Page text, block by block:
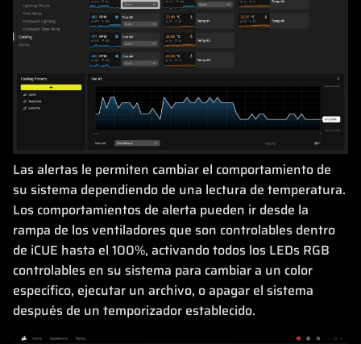
Las alertas le permiten cambiar el comportamiento de
su sistema dependiendo de una lectura de temperatura.
Los comportamientos de alerta pueden ir desde la
rampa de los ventiladores que son controlables dentro
de iCUE hasta el 100%, activando todos los LEDs RGB
controlables en su sistema para cambiar a un color
específico, ejecutar un archivo, o apagar el sistema
después de un temporizador establecido.